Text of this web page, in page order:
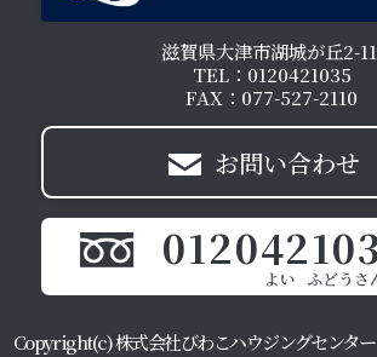
滋賀県大津市湖城が丘2-11
TEL：0120421035
FAX：077-527-2110
お問い合わせ
Copyright(c) 株式会社びわこハウジングセンタ